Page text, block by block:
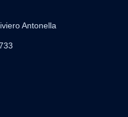
Antonella